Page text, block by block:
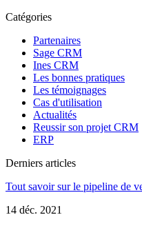
Catégories
Partenaires
Sage CRM
Ines CRM
Les bonnes pratiques
Les témoignages
Cas d'utilisation
Actualités
Reussir son projet CRM
ERP
Derniers articles
Tout savoir sur le pipeline de
14 déc. 2021